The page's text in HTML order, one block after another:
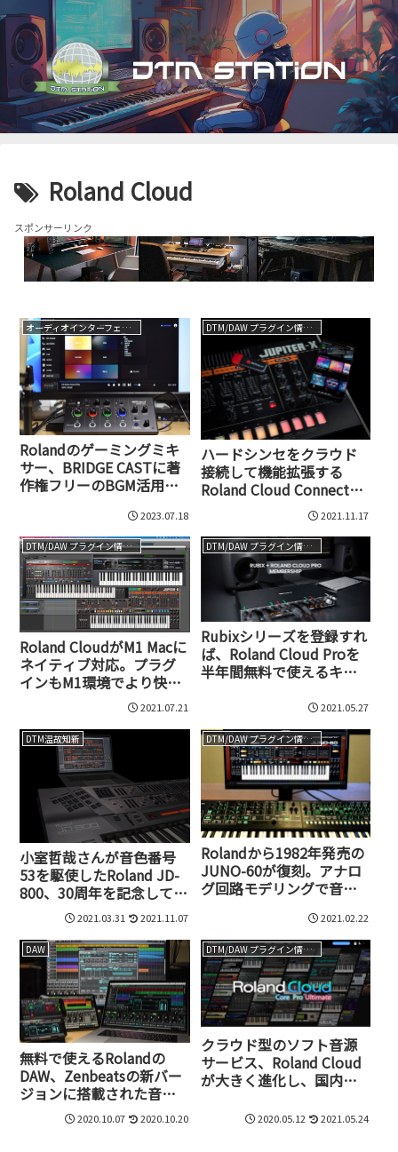
Roland Cloud
スポンサーリンク
オーディオインターフェイス
Rolandのゲーミングミキ
サー、BRIDGE CASTに著
作権フリーのBGM活用サ
2023.07.18
DTM/DAW プラグイン情報（VST AU AAX）
ハードシンセをクラウド
接続して機能拡張する
Roland Cloud Connectが
誕生。JUPITER-X/Xmが
2.0になり、ボーカルシン
セ機能搭載可能に
2021.11.17
DTM/DAW プラグイン情報（VST AU AAX）
Roland CloudがM1 Macに
ネイティブ対応。プラグ
インもM1環境でより快適
2021.07.21
DTM/DAW プラグイン情報（VST AU AAX）
Rubixシリーズを登録すれ
ば、Roland Cloud Proを
半年間無料で使えるキャ
2021.05.27
DTM温故知新
小室哲哉さんが音色番号
53を駆使したRoland JD-
800、30周年を記念してプ
ラグインで復活!もちろん
全プリセットも完全復元!
2021.03.31 2021.11.07
DTM/DAW プラグイン情報（VST AU AAX）
Rolandから1982年発売の
JUNO-60が復刻。アナロ
グ回路モデリングで音色
IN/PLUGｰOUTにも対応
2021.02.22
DAW
無料で使えるRolandの
DAW、Zenbeatsの新バー
ジョンに搭載された音源
ZC1と、ZENOLOGY Proや
JUPITER-X/Xm、FANTOM
2020.10.07 2020.10.20
DTM/DAW プラグイン情報（VST AU AAX）
クラウド型のソフト音源
サービス、Roland Cloud
が大きく進化し、国内で
ードウェア製品と音色互
2020.05.12 2021.05.24